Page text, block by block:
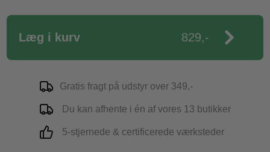
Læg i kurv 829,-
Gratis fragt på udstyr over 349,-
Du kan afhente i én af vores 13 butikker
5-stjernede & certificerede værksteder